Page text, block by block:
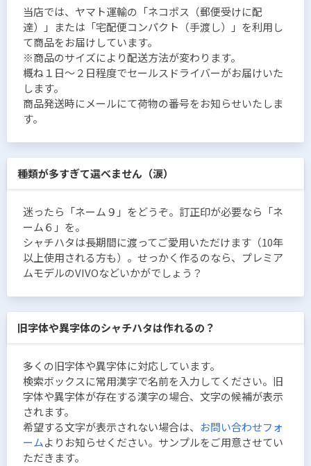
当店では、ヤマト運輸の「ネコポス（郵便受けに配
達）」または「宅配便コンパクト（手渡し）」を利用し
て商品をお届けしています。
※商品のサイズにより配送方法が変わります。
概ね１日〜２日程度でセールスドライバーがお届けいた
します。
商品発送時にメールにて荷物の番号をお知らせいたしま
す。
種類が多すぎて選べません（涙）
迷ったら「ネーム９」をどうぞ。訂正印が必要なら「ネ
ーム６」を。
シャチハタは長期間に渡ってご愛用いただけます（10年
以上使用される方も）。せっかく作るのなら、プレミア
ムモデルのVIVOなどいかがでしょう？
旧字体や異字体のシャチハタは作れるの？
多くの旧字体や異字体に対応しています。
検索ボックスに常用漢字で名前を入力してください。旧
字体や異字体が存在する漢字の場合、文字の候補が表示
されます。
希望する文字が表示されない場合は、 お問い合わせフォ
ームよりお知らせください。サンプルをご用意させてい
ただきます。